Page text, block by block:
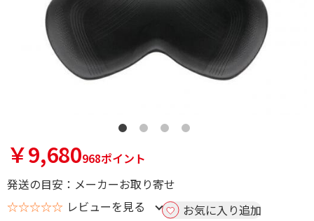
￥9,680968ポイント
発送の目安：メーカーお取り寄せ
☆☆☆☆☆ レビューを見る お気に入り追加